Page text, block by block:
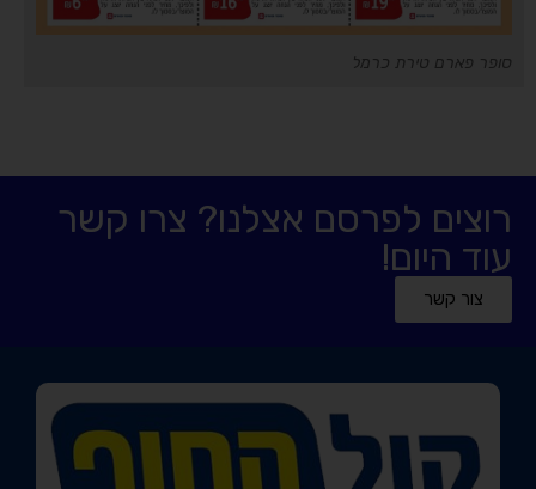
סופר פארם טירת כרמל
רוצים לפרסם אצלנו? צרו קשר
עוד היום!
צור קשר